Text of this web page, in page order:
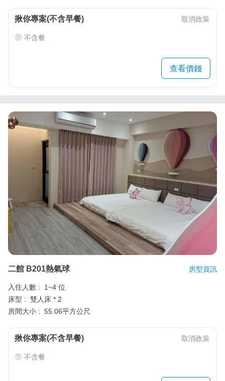
揪你專案(不含早餐) 取消政策
不含餐
查看價錢
二館 B201熱氣球 房型資訊
入住人數 :
1~4 位
床型 : 雙人床 * 2
房間大小 : 55.06平方公尺
揪你專案(不含早餐) 取消政策
不含餐